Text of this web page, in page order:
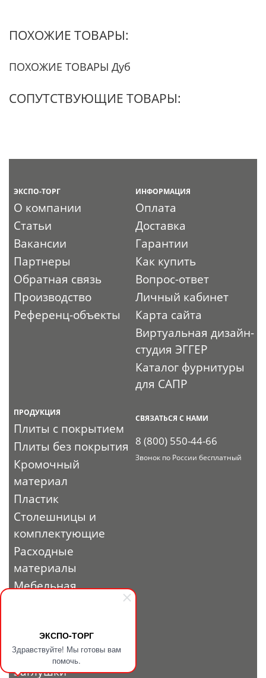
ЭКСПО-ТОРГ
Здравствуйте! Мы готовы вам
помочь.
ПОХОЖИЕ ТОВАРЫ:
ПОХОЖИЕ ТОВАРЫ Дуб
СОПУТСТВУЮЩИЕ ТОВАРЫ:
ЭКСПО-ТОРГ
О компании
Статьи
Вакансии
Партнеры
Обратная связь
Производство
Референц-объекты
ИНФОРМАЦИЯ
Оплата
Доставка
Гарантии
Как купить
Вопрос-ответ
Личный кабинет
Карта сайта
Виртуальная дизайн-
студия ЭГГЕР
Каталог фурнитуры
для САПР
ПРОДУКЦИЯ
Плиты с покрытием
Плиты без покрытия
Кромочный
материал
Пластик
Столешницы и
комплектующие
Расходные
материалы
Мебельная
профиль и
фурнитура
Заглушки
СВЯЗАТЬСЯ С НАМИ
8 (800) 550-44-66
Звонок по России бесплатный